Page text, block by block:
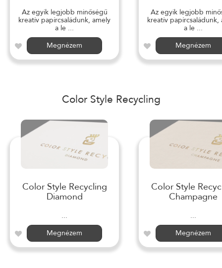
Az egyik legjobb minőségű
kreatív papírcsaládunk, amely
a le ...
Megnézem
Az egyik legjobb
kreatív papírcsaládunk,
a le ...
Megnézem
Color Style Recycling
Color Style Recycling
Diamond
...
Megnézem
Color Style
Champagne
...
Megnézem